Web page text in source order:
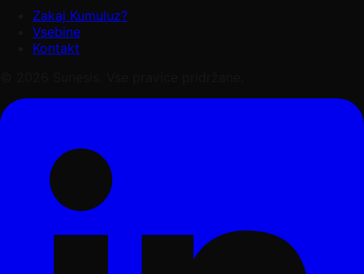
Zakaj Kumuluz?
Vsebine
Kontakt